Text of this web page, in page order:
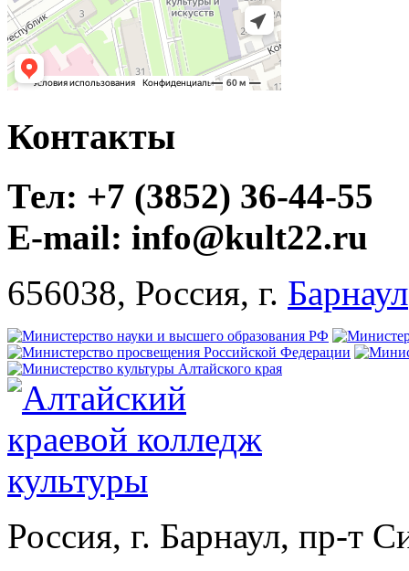
Контакты
Тел: +7 (3852) 36-44-55
E-mail: info@kult22.ru
656038, Россия, г. Барнаул
Россия, г. Барнаул, пр-т